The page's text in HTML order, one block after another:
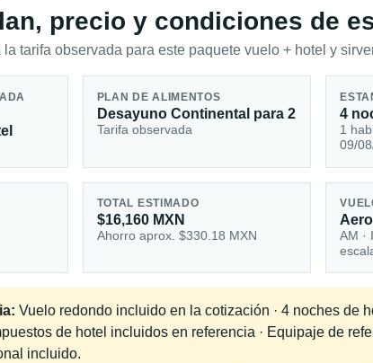
precio y condiciones de
tarifa observada para este paquete vuelo + hotel y
PLAN DE ALIMENTOS
Desayuno Continental para 2
Tarifa observada
4
1
09/
TOTAL ESTIMADO
$16,160 MXN
Ahorro aprox. $330.18 MXN
AM ·
Vuelo redondo incluido en la cotización · 4 noches de
de hotel incluidos en referencia · Equipaje de
incluido.